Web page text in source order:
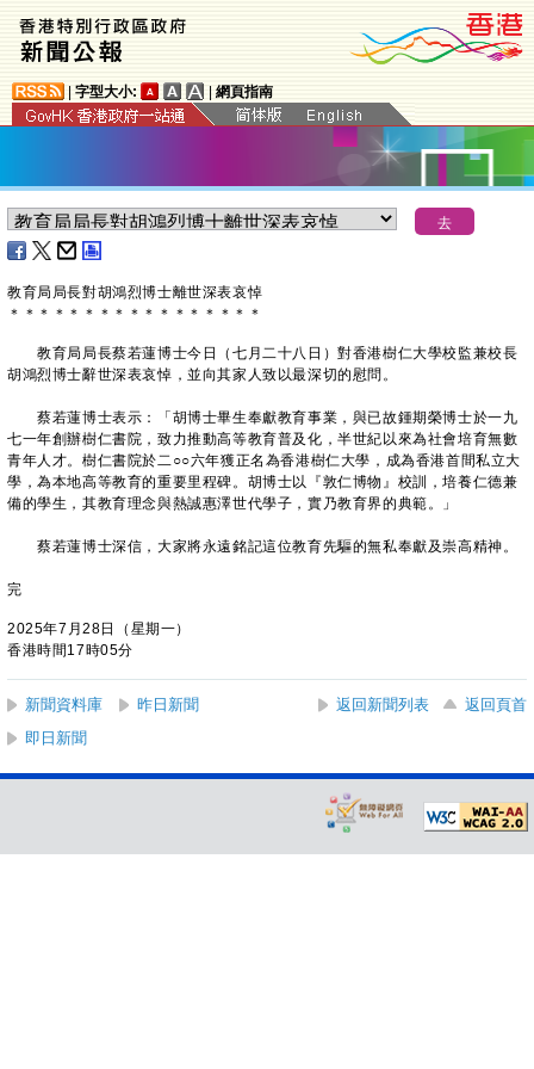
字型大小: 網頁指南
​教育局局長對胡鴻烈博士離世深表哀悼
＊ ＊ ＊ ＊ ＊ ＊ ＊ ＊ ＊ ＊ ＊ ＊ ＊ ＊ ＊ ＊ ＊
教育局局長蔡若蓮博士今日（七月二十八日）對香港樹仁大學校監兼校長
胡鴻烈博士辭世深表哀悼，並向其家人致以最深切的慰問。
蔡若蓮博士表示：「胡博士畢生奉獻教育事業，與已故鍾期榮博士於一九
七一年創辦樹仁書院，致力推動高等教育普及化，半世紀以來為社會培育無數
青年人才。樹仁書院於二○○六年獲正名為香港樹仁大學，成為香港首間私立大
學，為本地高等教育的重要里程碑。胡博士以『敦仁博物』校訓，培養仁德兼
備的學生，其教育理念與熱誠惠澤世代學子，實乃教育界的典範。」
蔡若蓮博士深信，大家將永遠銘記這位教育先驅的無私奉獻及崇高精神。
完
2025年7月28日（星期一）
香港時間17時05分
新聞資料庫 昨日新聞 返回新聞列表
返回頁首
即日新聞